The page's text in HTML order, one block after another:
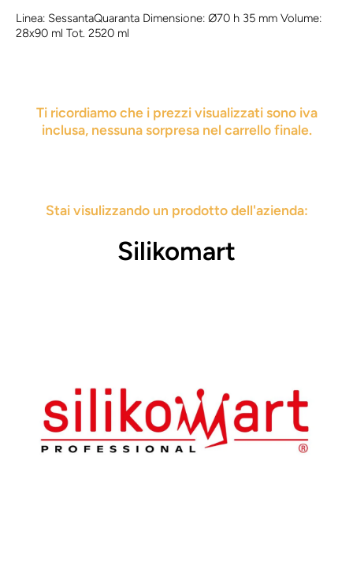
Linea: SessantaQuaranta Dimensione: Ø70 h 35 mm Volume:
28x90 ml Tot. 2520 ml
Ti ricordiamo che i prezzi visualizzati sono iva
inclusa, nessuna sorpresa nel carrello finale.
Stai visulizzando un prodotto dell'azienda:
Silikomart